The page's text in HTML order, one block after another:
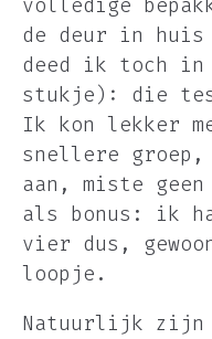
volledige
de deur in
deed ik toch
stukje): die
Ik kon lekker
snellere groep,
aan, miste
als bonus: ik
vier dus,
loopje.
Natuurlijk zijn